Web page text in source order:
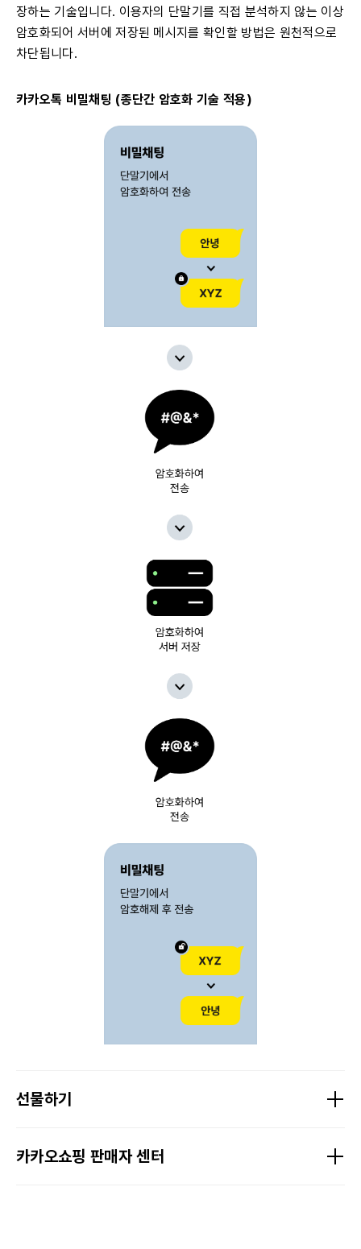
장하는 기술입니다. 이용자의 단말기를 직접 분석하지 않는 이상
암호화되어 서버에 저장된 메시지를 확인할 방법은 원천적으로
차단됩니다.
카카오톡 비밀채팅 (종단간 암호화 기술 적용)
선물하기
카카오쇼핑 판매자 센터